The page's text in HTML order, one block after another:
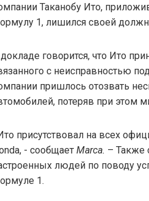
Таканобу Ито,
1, лишился своей
говорится, что Ито
с неисправностью
пришлось отозвать
потеряв при этом
присутствовал на всех
- сообщает Marca. – Также
людей по поводу
1.